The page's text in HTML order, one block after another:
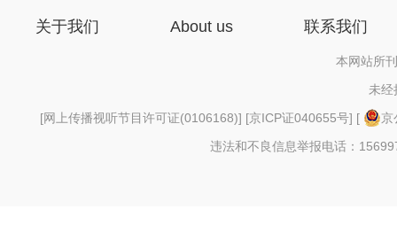
关于我们 About us 联系我们
本网站所
未经
[网上传播视听节目许可证(0106168)] [京ICP证040655号] [
京
违法和不良信息举报电话：